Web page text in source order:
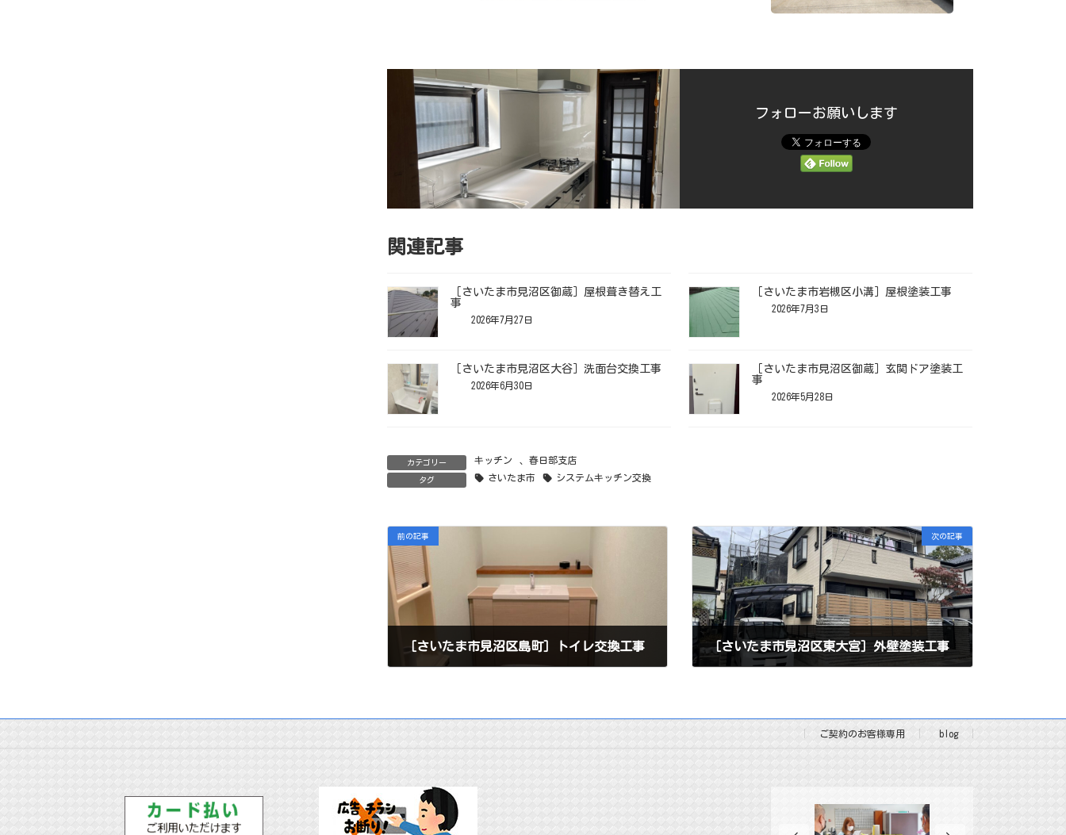
フォローお願いします
関連記事
［さいたま市見沼区御蔵］屋根葺き替え工
事
2026年7月27日
［さいたま市岩槻区小溝］屋根塗装工事
2026年7月3日
［さいたま市見沼区大谷］洗面台交換工事
2026年6月30日
［さいたま市見沼区御蔵］玄関ドア塗装工
事
2026年5月28日
カテゴリー キッチン 、春日部支店
タグ さいたま市 システムキッチン交換
前の記事
［さいたま市見沼区島町］トイレ交換工事
次の記事
［さいたま市見沼区東大宮］外壁塗装工事
ご契約のお客様専用 blog